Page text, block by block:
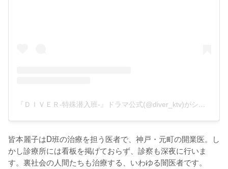
『ＤＩＶＥＲ-特殊潜入班-』ドラマ公式(@diver_ktv)がシェアした投稿
皆本麗子はD班の治療を担う医者で、神戸・元町の開業医。し
かし診療所には看板を掲げておらず、診察も深夜に行いま
す。裏社会の人間たちも治療する、いわゆる闇医者です。